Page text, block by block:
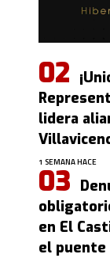
lidera
1 SEMANA HACE
en El
el puente